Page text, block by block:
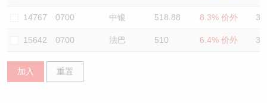
14767 0700 中银 518.88 8.3% 价外
15642 0700 法巴 510 6.4% 价外
加入 重置
牛熊证文件及公告
牛熊证文件及公告 (瑞信)
ADR
收市竞价变化